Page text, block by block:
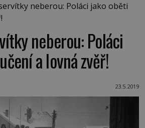
neberou: Poláci jako oběti
neberou: Poláci
a lovná zvěř!
23.5.2019